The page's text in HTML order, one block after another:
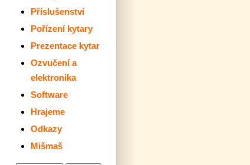
Příslušenství
Pořízení kytary
Prezentace kytar
Ozvučení a
elektronika
Software
Hrajeme
Odkazy
Mišmaš